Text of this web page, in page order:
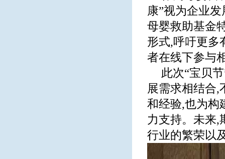
康”视为企业
母婴救助基金
形式,呼吁更多
者在线下参与
此次“宝贝
展需求相结合,
和经验,也为构
力支持。未来,
行业的繁荣以